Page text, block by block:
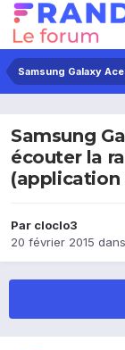
Samsung Galaxy
Samsung
écouter la
(application
Par cloclo3
20 février 2015 dans